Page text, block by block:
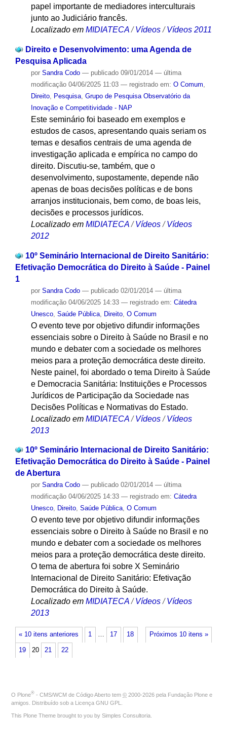
papel importante de mediadores interculturais
junto ao Judiciário francês.
Localizado em MIDIATECA /Vídeos /Vídeos 2011
Direito e Desenvolvimento: uma Agenda de
Pesquisa Aplicada
por Sandra Codo — publicado09/01/2014 — última
modificação04/06/2025 11:03 — registrado em: O Comum
Direito, Pesquisa, Grupo de Pesquisa Observatório da
Inovação e Competitividade - NAP
Este seminário foi baseado em exemplos e
estudos de casos, apresentando quais seriam os
temas e desafios centrais de uma agenda de
investigação aplicada e empírica no campo do
direito. Discutiu-se, também, que o
desenvolvimento, supostamente, depende não
apenas de boas decisões políticas e de bons
arranjos institucionais, bem como, de boas leis,
decisões e processos jurídicos.
Localizado em MIDIATECA /Vídeos /Vídeos
2012
10º Seminário Internacional de Direito Sanitário:
Efetivação Democrática do Direito à Saúde - Painel
1
por Sandra Codo — publicado02/01/2014 — última
modificação04/06/2025 14:33 — registrado em: Cátedra
Unesco, Saúde Pública, Direito, O Comum
O evento teve por objetivo difundir informações
essenciais sobre o Direito à Saúde no Brasil e no
mundo e debater com a sociedade os melhores
meios para a proteção democrática deste direito.
Neste painel, foi abordado o tema Direito à Saúde
e Democracia Sanitária: Instituições e Processos
Jurídicos de Participação da Sociedade nas
Decisões Políticas e Normativas do Estado.
Localizado em MIDIATECA /Vídeos /Vídeos
2013
10º Seminário Internacional de Direito Sanitário:
Efetivação Democrática do Direito à Saúde - Painel
de Abertura
por Sandra Codo — publicado02/01/2014 — última
modificação04/06/2025 14:33 — registrado em: Cátedra
Unesco, Direito, Saúde Pública, O Comum
O evento teve por objetivo difundir informações
essenciais sobre o Direito à Saúde no Brasil e no
mundo e debater com a sociedade os melhores
meios para a proteção democrática deste direito.
O tema de abertura foi sobre X Seminário
Internacional de Direito Sanitário: Efetivação
Democrática do Direito à Saúde.
Localizado em MIDIATECA /Vídeos /Vídeos
2013
« 10 itens anteriores Próximos 10 itens »
1 … 17 18
19 20 21 22
O Plone® - CMS/WCM de Código Aberto tem © 2000-2026 pela Fundação Plone e
amigos. Distribuído sob a Licença GNU GPL
This Plone Theme brought to you by Simples Consultoria